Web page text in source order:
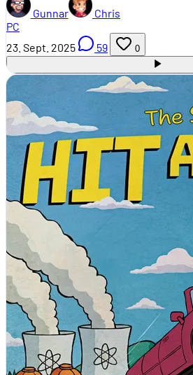
Gunnar
Chris
PC
23. Sept. 2025
59 0